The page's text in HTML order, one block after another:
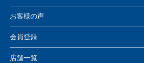
お客様の声
会員登録
店舗一覧